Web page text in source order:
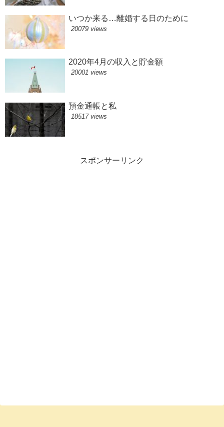
いつか来る…離婚する日のために
20079 views
2020年4月の収入と貯金額
20001 views
預金通帳と私
18517 views
スポンサーリンク